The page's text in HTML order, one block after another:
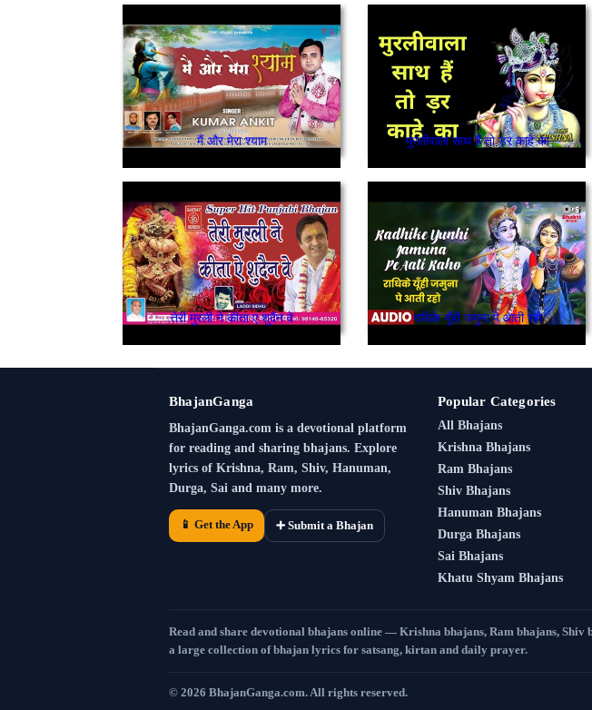
मैं और मेरा श्याम मुरलीवाला साथ हैं तो ड़र काहे का
तेरी मुरली ने कीता ए शुदैंन वे राधिके यूँही जमुना पे आती रहो
BhajanGanga
BhajanGanga.com is a devotional platform
for reading and sharing bhajans. Explore
lyrics of Krishna, Ram, Shiv, Hanuman,
Durga, Sai and many more.
📱 Get the App ➕ Submit a Bhajan
Popular Categories
All Bhajans
Krishna Bhajans
Ram Bhajans
Shiv Bhajans
Hanuman Bhajans
Durga Bhajans
Sai Bhajans
Khatu Shyam Bhajans
Read and share devotional bhajans online — Krishna bhajans, Ram bhajans,
a large collection of bhajan lyrics for satsang, kirtan and daily prayer.
© 2026 BhajanGanga.com. All rights reserved.